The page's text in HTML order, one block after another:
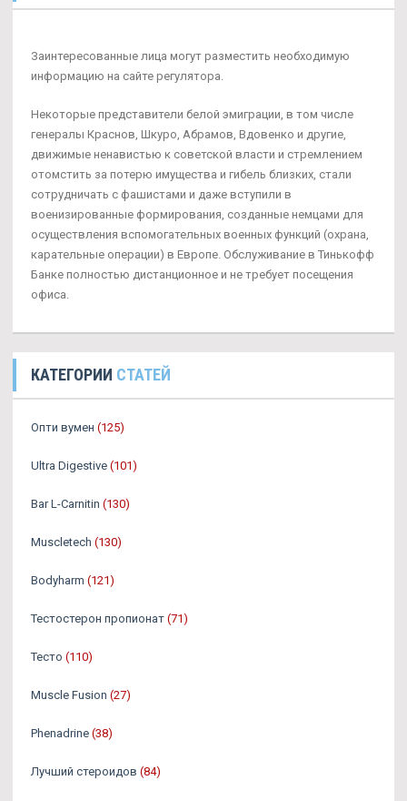
Заинтересованные лица могут разместить необходимую
информацию на сайте регулятора.
Некоторые представители белой эмиграции, в том числе
генералы Краснов, Шкуро, Абрамов, Вдовенко и другие,
движимые ненавистью к советской власти и стремлением
отомстить за потерю имущества и гибель близких, стали
сотрудничать с фашистами и даже вступили в
военизированные формирования, созданные немцами для
осуществления вспомогательных военных функций (охрана,
карательные операции) в Европе. Обслуживание в Тинькофф
Банке полностью дистанционное и не требует посещения
офиса.
КАТЕГОРИИ СТАТЕЙ
Опти вумен (125)
Ultra Digestive (101)
Bar L-Carnitin (130)
Muscletech (130)
Bodyharm (121)
Тестостерон пропионат (71)
Тесто (110)
Muscle Fusion (27)
Phenadrine (38)
Лучший стероидов (84)